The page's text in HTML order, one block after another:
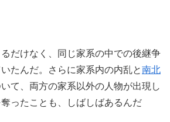
だけなく、同じ家系の中での後継争
たんだ。さらに家系内の内乱と南北
て、両方の家系以外の人物が出現し
ったことも、しばしばあるんだ